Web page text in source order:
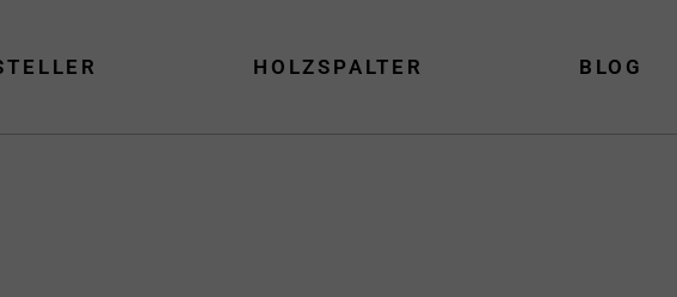
HOLZSPALTER BLOG